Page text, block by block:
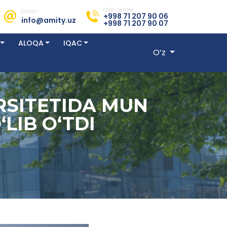
Email:
info@amity.uz
Call-center:
+998 71 207 90 06
+998 71 207 90 07
ALOQA
IQAC
O‘z
MUN
O‘TDI